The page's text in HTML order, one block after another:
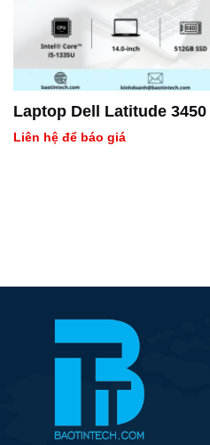
Laptop Dell Latitude 3450
Liên hệ để báo giá